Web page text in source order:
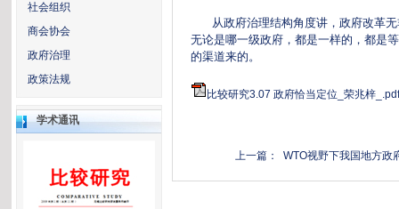
社会组织
商会协会
政府治理
政策法规
学术通讯
从政府治理结构角度讲，政府改革无
无论是哪一级政府，都是一样的，都是
的渠道来的。
比较研究3.07 政府恰当定位_荣兆梓_.pdf
上一篇： WTO视野下我国地方政